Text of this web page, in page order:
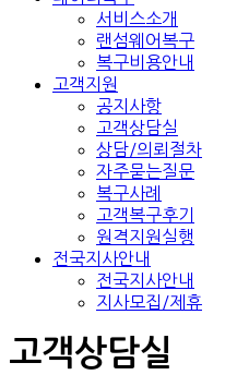
서비스소개
랜섬웨어복구
복구비용안내
고객지원
공지사항
고객상담실
상담/의뢰절차
자주묻는질문
복구사례
고객복구후기
원격지원실행
전국지사안내
전국지사안내
지사모집/제휴
고객상담실